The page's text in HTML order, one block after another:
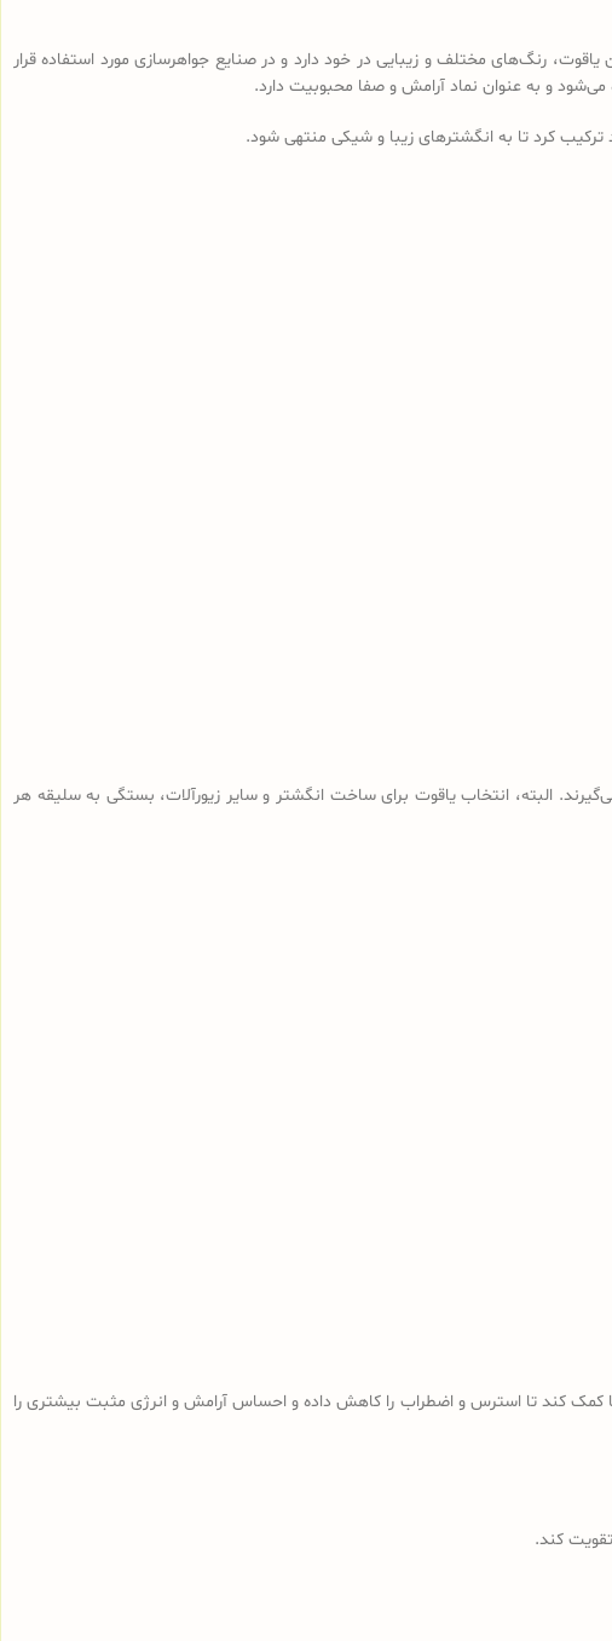
رنگ‌های مختلف و زیبایی در خود دارد و در صنایع جواهرسازی مورد استفاده قرار
می‌شود و به عنوان نماد آرامش و صفا محبوبیت دارد.
ترکیب کرد تا به انگشترهای زیبا و شیکی منتهی شود.
البته، انتخاب یاقوت برای ساخت انگشتر و سایر زیورآلات، بستگی به سلیقه هر
کند تا استرس و اضطراب را کاهش داده و احساس آرامش و انرژی مثبت بیشتری را
کند.